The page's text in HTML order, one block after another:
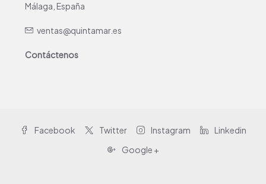
Málaga, España
ventas@quintamar.es
Contáctenos
Facebook Twitter Instagram
Linkedin
Google +